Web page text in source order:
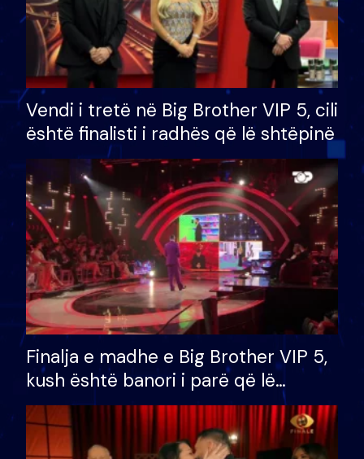
Vendi i tretë në Big Brother VIP 5, cili
është finalisti i radhës që lë shtëpinë
Finalja e madhe e Big Brother VIP 5,
kush është banori i parë që lë
shtëpinë dhe humb mundësinë për
të fituar çmimin e madh